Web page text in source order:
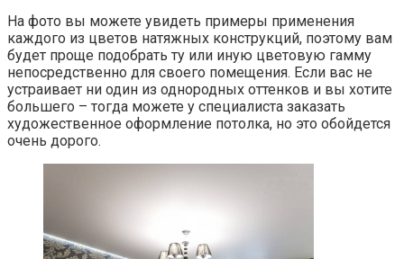
На фото вы можете увидеть примеры применения
каждого из цветов натяжных конструкций, поэтому вам
будет проще подобрать ту или иную цветовую гамму
непосредственно для своего помещения. Если вас не
устраивает ни один из однородных оттенков и вы хотите
большего – тогда можете у специалиста заказать
художественное оформление потолка, но это обойдется
очень дорого.